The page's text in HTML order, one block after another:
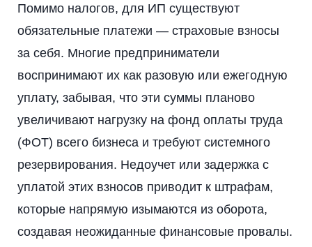
Помимо налогов, для ИП существуют
обязательные платежи — страховые взносы
за себя. Многие предприниматели
воспринимают их как разовую или ежегодную
уплату, забывая, что эти суммы планово
увеличивают нагрузку на фонд оплаты труда
(ФОТ) всего бизнеса и требуют системного
резервирования. Недоучет или задержка с
уплатой этих взносов приводит к штрафам,
которые напрямую изымаются из оборота,
создавая неожиданные финансовые провалы.